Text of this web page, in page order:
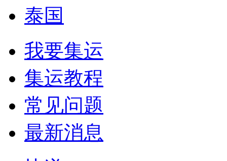
泰国
我要集运
集运教程
常见问题
最新消息